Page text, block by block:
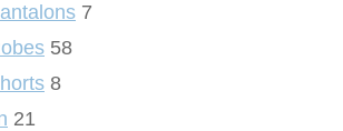
7
58
8
21